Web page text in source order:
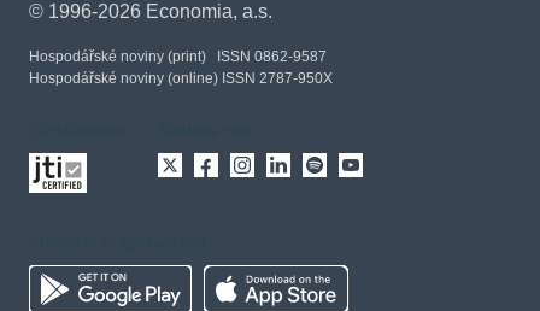
© 1996-2026 Economia, a.s.
Hospodářské noviny (print) ISSN 0862-9587
Hospodářské noviny (online) ISSN 2787-950X